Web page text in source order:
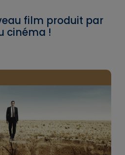
film produit par
cinéma !